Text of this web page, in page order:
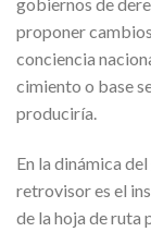
proponer
conciencia
cimiento o base
produciría.
En la dinámica
retrovisor es el
de la hoja de ruta